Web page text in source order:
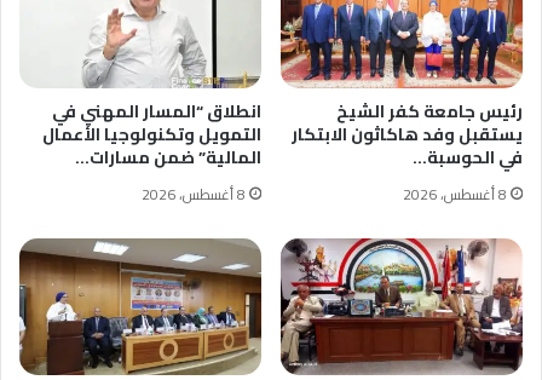
رئيس جامعة كفر الشيخ
يستقبل وفد هاكاثون الابتكار
في الحوسبة…
8 أغسطس، 2026
انطلاق “المسار المهني في
التمويل وتكنولوجيا الأعمال
المالية” ضمن مسارات…
8 أغسطس، 2026